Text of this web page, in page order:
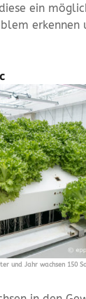
ein
erkennen
und Jahr wachsen 150